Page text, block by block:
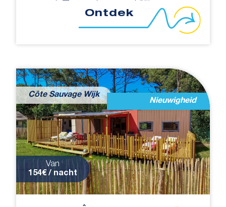
Ontdek
Côte Sauvage Wijk
Nieuwigheid
Van
154€ / nacht